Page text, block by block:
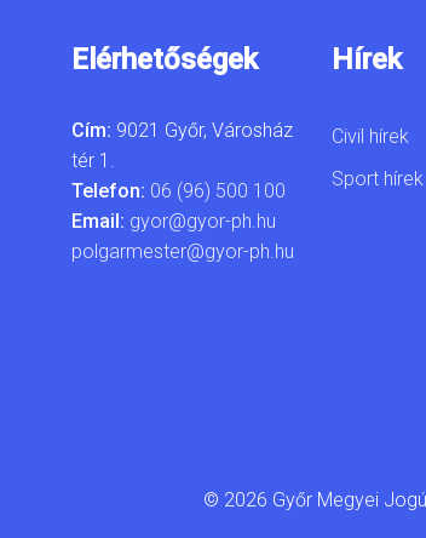
Elérhetőségek
Cím: 9021 Győr, Városház
tér 1.
Telefon: 06 (96) 500 100
Email: gyor@gyor-ph.hu
polgarmester@gyor-ph.hu
Hírek
Civil hírek
Sport hírek
© 2026 Győr Megyei